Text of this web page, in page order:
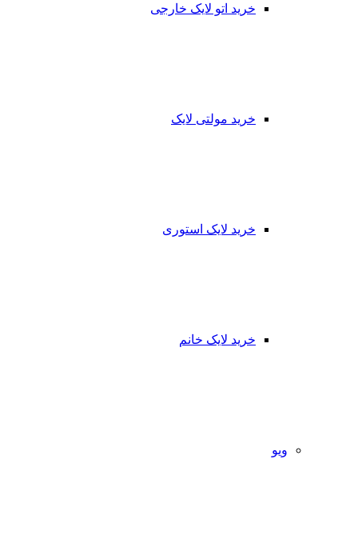
خرید اتو لایک خارجی
خرید مولتی لایک
خرید لایک استوری
خرید لایک خانم
ویو